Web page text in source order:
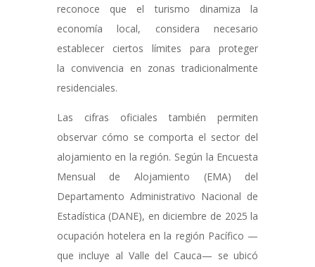
reconoce que el turismo dinamiza la
economía local, considera necesario
establecer ciertos límites para proteger
la convivencia en zonas tradicionalmente
residenciales.
Las cifras oficiales también permiten
observar cómo se comporta el sector del
alojamiento en la región. Según la Encuesta
Mensual de Alojamiento (EMA) del
Departamento Administrativo Nacional de
Estadística (DANE), en diciembre de 2025 la
ocupación hotelera en la región Pacífico —
que incluye al Valle del Cauca— se ubicó